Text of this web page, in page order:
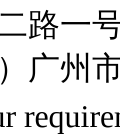
路一
）广州